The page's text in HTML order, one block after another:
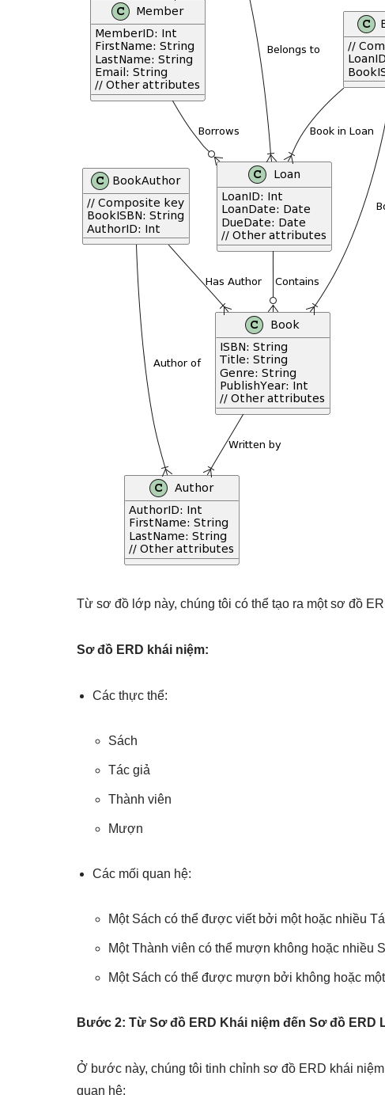
Từ sơ đồ lớp này, chúng tôi có thể tạo ra một sơ đồ
Sơ đồ ERD khái niệm:
Các thực thể:
Sách
Tác giả
Thành viên
Mượn
Các mối quan hệ:
Một Sách có thể được viết bởi một hoặc nhiều
Một Thành viên có thể mượn không hoặc nhiều
Một Sách có thể được mượn bởi không hoặc
Bước 2: Từ Sơ đồ ERD Khái niệm đến Sơ đồ ERD
Ở bước này, chúng tôi tinh chỉnh sơ đồ ERD khái
quan hệ: